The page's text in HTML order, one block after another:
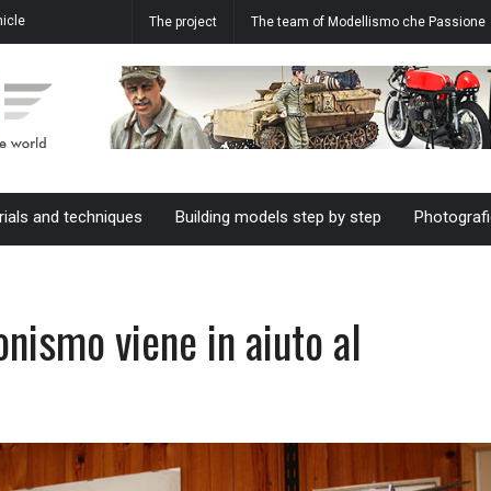
in
Aermacchi MB-339 A 61-20 M.M.
55055 61°Stormo in 1/48 scale
The effect of the rough cast parts
a model tank in 1/35 scale
The project The team of Modellismo che Passione
and techniques Building models step by step
viene in aiuto al